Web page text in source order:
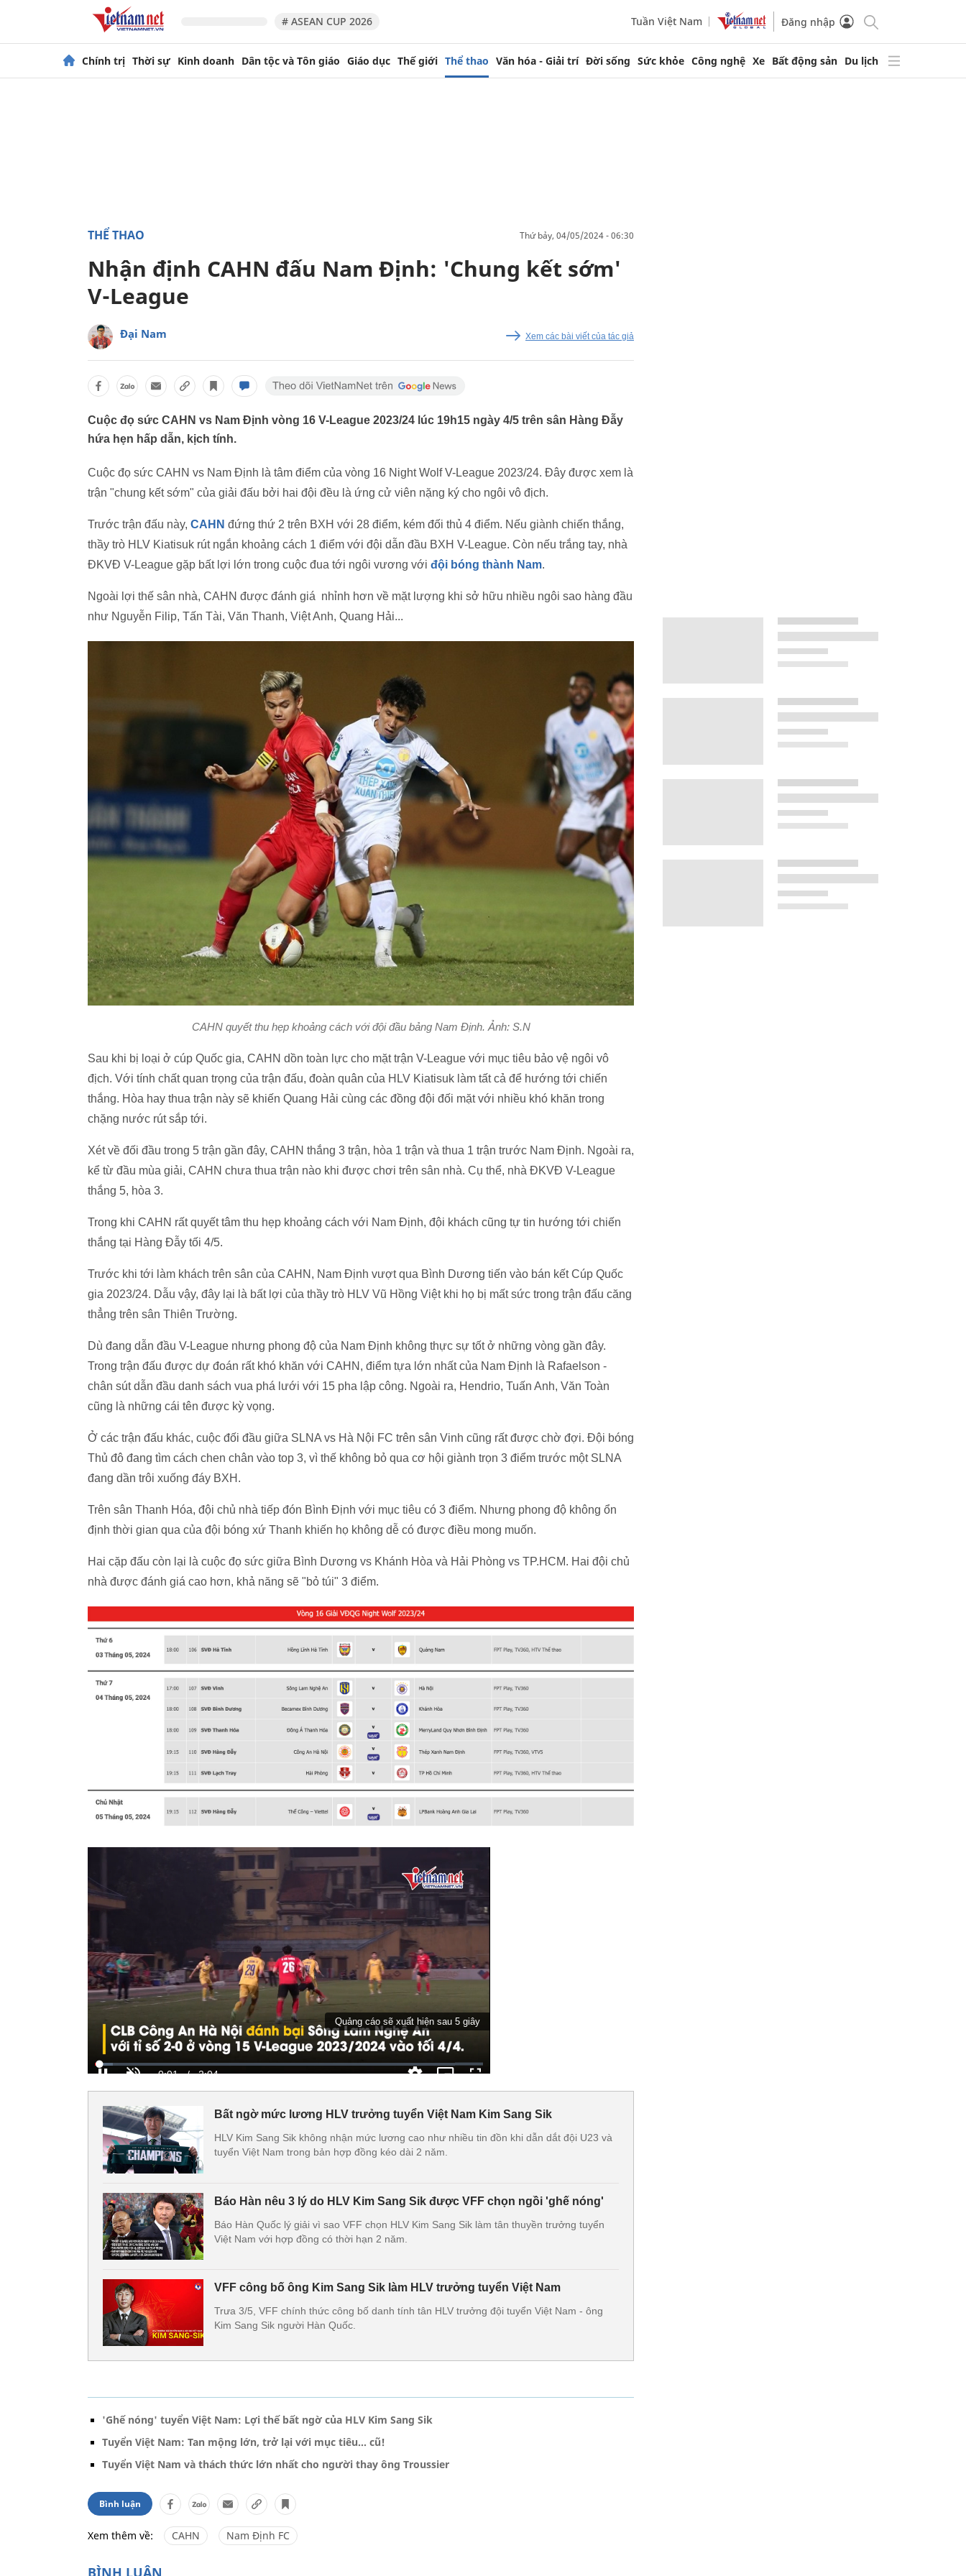
# ASEAN CUP 2026 Tuần Việt Nam Đăng nhập
Chính trị Thời sự Kinh doanh Dân tộc và Tôn giáo Giáo dục Thế giới Thể thao Văn hóa - Giải trí Đời sống Sức khỏe Công nghệ Xe Bất động sản Du lịch
THỂ THAO thứ bảy, 04/05/2024 - 06:30
Nhận định CAHN đấu Nam Định: 'Chung kết sớm'
V-League
Đại Nam Xem các bài viết của tác giả
Cuộc đọ sức CAHN vs Nam Định vòng 16 V-League 2023/24 lúc 19h15 ngày 4/5 trên sân Hàng Đẫy
hứa hẹn hấp dẫn, kịch tính.
Cuộc đọ sức CAHN vs Nam Định là tâm điểm của vòng 16 Night Wolf V-League 2023/24. Đây được xem là
trận "chung kết sớm" của giải đấu bởi hai đội đều là ứng cử viên nặng ký cho ngôi vô địch.
Trước trận đấu này, CAHN đứng thứ 2 trên BXH với 28 điểm, kém đối thủ 4 điểm. Nếu giành chiến thắng,
thầy trò HLV Kiatisuk rút ngắn khoảng cách 1 điểm với đội dẫn đầu BXH V-League. Còn nếu trắng tay, nhà
ĐKVĐ V-League gặp bất lợi lớn trong cuộc đua tới ngôi vương với đội bóng thành Nam.
Ngoài lợi thế sân nhà, CAHN được đánh giá nhỉnh hơn về mặt lượng khi sở hữu nhiều ngôi sao hàng đầu
như Nguyễn Filip, Tấn Tài, Văn Thanh, Việt Anh, Quang Hải...
CAHN quyết thu hẹp khoảng cách với đội đầu bảng Nam Định. Ảnh: S.N
Sau khi bị loại ở cúp Quốc gia, CAHN dồn toàn lực cho mặt trận V-League với mục tiêu bảo vệ ngôi vô
địch. Với tính chất quan trọng của trận đấu, đoàn quân của HLV Kiatisuk làm tất cả để hướng tới chiến
thắng. Hòa hay thua trận này sẽ khiến Quang Hải cùng các đồng đội đối mặt với nhiều khó khăn trong
chặng nước rút sắp tới.
Xét về đối đầu trong 5 trận gần đây, CAHN thắng 3 trận, hòa 1 trận và thua 1 trận trước Nam Định. Ngoài ra,
kể từ đầu mùa giải, CAHN chưa thua trận nào khi được chơi trên sân nhà. Cụ thể, nhà ĐKVĐ V-League
thắng 5, hòa 3.
Trong khi CAHN rất quyết tâm thu hẹp khoảng cách với Nam Định, đội khách cũng tự tin hướng tới chiến
thắng tại Hàng Đẫy tối 4/5.
Trước khi tới làm khách trên sân của CAHN, Nam Định vượt qua Bình Dương tiến vào bán kết Cúp Quốc
gia 2023/24. Dẫu vậy, đây lại là bất lợi của thầy trò HLV Vũ Hồng Việt khi họ bị mất sức trong trận đấu căng
thẳng trên sân Thiên Trường.
Dù đang dẫn đầu V-League nhưng phong độ của Nam Định không thực sự tốt ở những vòng gần đây.
Trong trận đấu được dự đoán rất khó khăn với CAHN, điểm tựa lớn nhất của Nam Định là Rafaelson -
chân sút dẫn đầu danh sách vua phá lưới với 15 pha lập công. Ngoài ra, Hendrio, Tuấn Anh, Văn Toàn
cũng là những cái tên được kỳ vọng.
Ở các trận đấu khác, cuộc đối đầu giữa SLNA vs Hà Nội FC trên sân Vinh cũng rất được chờ đợi. Đội bóng
Thủ đô đang tìm cách chen chân vào top 3, vì thế không bỏ qua cơ hội giành trọn 3 điểm trước một SLNA
đang dần trôi xuống đáy BXH.
Trên sân Thanh Hóa, đội chủ nhà tiếp đón Bình Định với mục tiêu có 3 điểm. Nhưng phong độ không ổn
định thời gian qua của đội bóng xứ Thanh khiến họ không dễ có được điều mong muốn.
Hai cặp đấu còn lại là cuộc đọ sức giữa Bình Dương vs Khánh Hòa và Hải Phòng vs TP.HCM. Hai đội chủ
nhà được đánh giá cao hơn, khả năng sẽ "bỏ túi" 3 điểm.
Bất ngờ mức lương HLV trưởng tuyển Việt Nam Kim Sang Sik
HLV Kim Sang Sik không nhận mức lương cao như nhiều tin đồn khi dẫn dắt đội U23 và
tuyển Việt Nam trong bản hợp đồng kéo dài 2 năm.
Báo Hàn nêu 3 lý do HLV Kim Sang Sik được VFF chọn ngồi 'ghế nóng'
Báo Hàn Quốc lý giải vì sao VFF chọn HLV Kim Sang Sik làm tân thuyền trưởng tuyển
Việt Nam với hợp đồng có thời hạn 2 năm.
VFF công bố ông Kim Sang Sik làm HLV trưởng tuyển Việt Nam
Trưa 3/5, VFF chính thức công bố danh tính tân HLV trưởng đội tuyển Việt Nam - ông
Kim Sang Sik người Hàn Quốc.
'Ghế nóng' tuyển Việt Nam: Lợi thế bất ngờ của HLV Kim Sang Sik
Tuyển Việt Nam: Tan mộng lớn, trở lại với mục tiêu... cũ!
Tuyển Việt Nam và thách thức lớn nhất cho người thay ông Troussier
Bình luận
Xem thêm về: CAHN Nam Định FC